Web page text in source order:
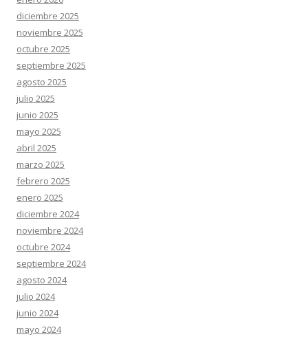
diciembre 2025
noviembre 2025
octubre 2025
septiembre 2025
agosto 2025
julio 2025
junio 2025
mayo 2025
abril 2025
marzo 2025
febrero 2025
enero 2025
diciembre 2024
noviembre 2024
octubre 2024
septiembre 2024
agosto 2024
julio 2024
junio 2024
mayo 2024